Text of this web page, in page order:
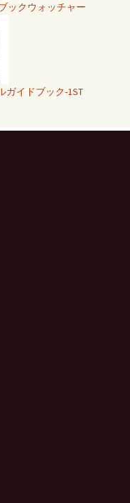
ックウォッチャー
ガイドブック-1ST